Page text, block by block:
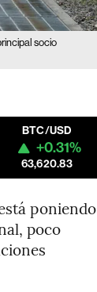
socio
BTC/USD
+0.31%
63,620.83
poniendo
poco